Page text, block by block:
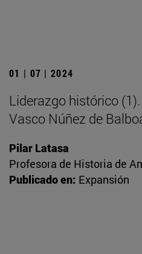
01 | 07 | 2024
Liderazgo histórico
Vasco Núñez de
Pilar Latasa
Profesora de Historia de
Publicado en: Expansión